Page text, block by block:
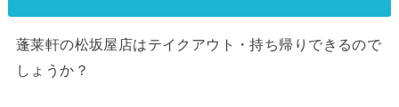
蓬莱軒の松坂屋店はテイクアウト・持ち帰りできるので
しょうか？